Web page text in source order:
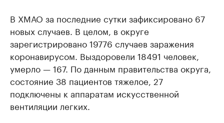
В ХМАО за последние сутки зафиксировано 67
новых случаев. В целом, в округе
зарегистрировано 19776 случаев заражения
коронавирусом. Выздоровели 18491 человек,
умерло — 167. По данным правительства округа,
состояние 38 пациентов тяжелое, 27
подключены к аппаратам искусственной
вентиляции легких.